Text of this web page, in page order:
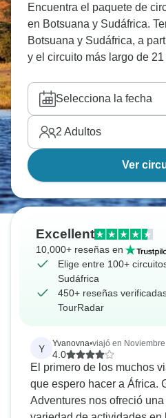
Encuentra el paquete de
en Botsuana y Sudáfrica.
Botsuana y Sudáfrica, a
y el circuito más largo de 21
Selecciona la fecha
2 Adultos
Ver
Excellent
10,000+ reseñas en
Elige entre 100+
Sudáfrica
450+ reseñas
TourRadar
Y Yvanovna•viajó en Noviembre
4.0
El primero de los muchos
que espero hacer a África. G
Adventures nos ofreció una